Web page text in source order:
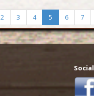
2 3 4 5 6 7